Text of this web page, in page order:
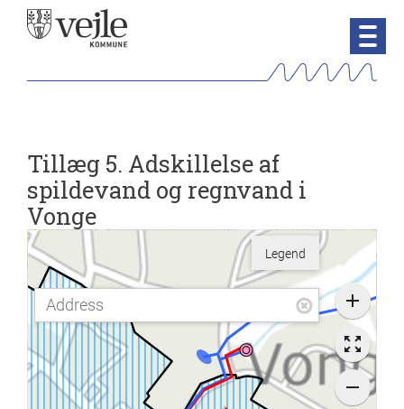
Tillæg 5. Adskillelse af
spildevand og regnvand i
Vonge